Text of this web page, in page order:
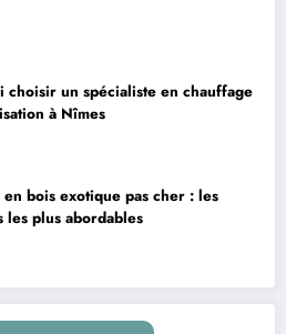
choisir un spécialiste en chauffage
à Nîmes
en bois exotique pas cher : les
les plus abordables